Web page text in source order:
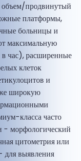
продвинутый
платформы,
больницы и
максимальную
в час), расширенные
клеток
и
широкую
класса часто
- морфологический
цитометрия или
для выявления